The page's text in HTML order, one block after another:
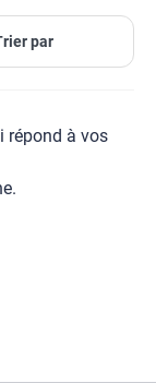
par
répond à vos